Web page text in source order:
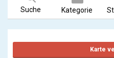
Suche Kategorie
Karte